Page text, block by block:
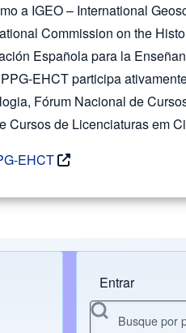
a IGEO – International
Commission on the
Española para la
EHCT participa
Fórum Nacional de
Cursos de Licenciaturas em
EHCT
Menu
Entrar
Search